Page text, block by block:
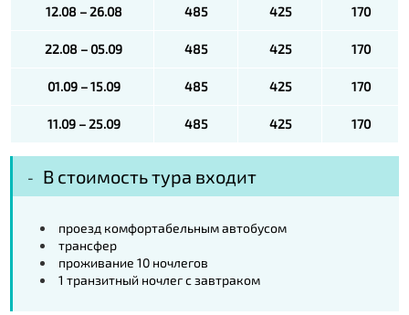
12.08 – 26.08 485 425 170
22.08 – 05.09 485 425 170
01.09 – 15.09 485 425 170
11.09 – 25.09 485 425 170
В стоимость тура входит
проезд комфортабельным автобусом
трансфер
проживание 10 ночлегов
1 транзитный ночлег с завтраком